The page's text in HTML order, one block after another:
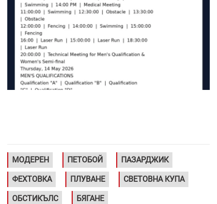
МОДЕРЕН ПЕТОБОЙ ПАЗАРДЖИК
ФЕХТОВКА ПЛУВАНЕ СВЕТОВНА КУПА
ОБСТИКЪЛС БЯГАНЕ